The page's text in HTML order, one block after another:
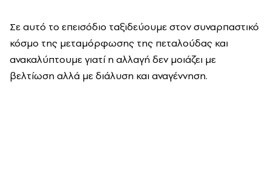
Σε αυτό το επεισόδιο ταξιδεύουμε στον συναρπαστικό
κόσμο της μεταμόρφωσης της πεταλούδας και
ανακαλύπτουμε γιατί η αλλαγή δεν μοιάζει με
βελτίωση αλλά με διάλυση και αναγέννηση.